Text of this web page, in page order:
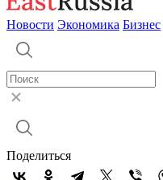
Новости Экономика Бизнес
Поделиться